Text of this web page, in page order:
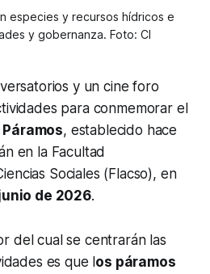
especies y recursos hídricos e
y gobernanza. Foto: CI
y un cine foro
para conmemorar el
, establecido hace
en la Facultad
Sociales (Flacso), en
de 2026.
del cual se centrarán las
es que los páramos